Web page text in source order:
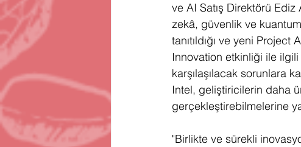
ve AI Satış Direktörü Ediz
zekâ, güvenlik ve
tanıtıldığı ve yeni
Innovation etkinliği ile
karşılaşılacak sorunlara
Intel, geliştiricilerin daha
gerçekleştirebilmelerine
"Birlikte ve sürekli